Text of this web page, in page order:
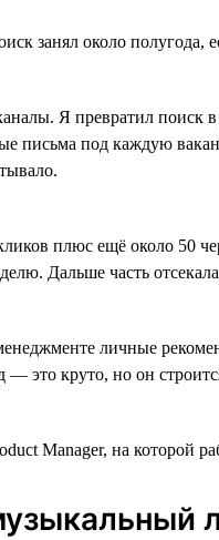
занял около полугода,
Я превратил поиск
письма под каждую
плюс ещё около 50
Дальше часть
личные
это круто, но он
Manager, на которой